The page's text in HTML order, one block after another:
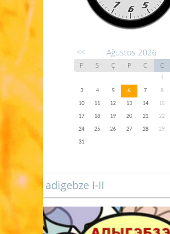
<< Ağustos 2026
P S Ç P C C
1
3
4 5 6 7 8
10
11 12 13 14 15
17
18 19 20 21 22
24
25 26 27 28 29
31
adigebze I-II